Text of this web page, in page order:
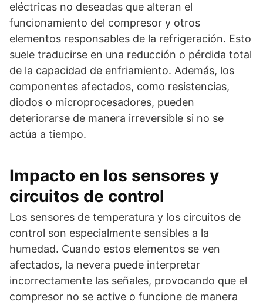
eléctricas no deseadas que alteran el
funcionamiento del compresor y otros
elementos responsables de la refrigeración. Esto
suele traducirse en una reducción o pérdida total
de la capacidad de enfriamiento. Además, los
componentes afectados, como resistencias,
diodos o microprocesadores, pueden
deteriorarse de manera irreversible si no se
actúa a tiempo.
Impacto en los sensores y
circuitos de control
Los sensores de temperatura y los circuitos de
control son especialmente sensibles a la
humedad. Cuando estos elementos se ven
afectados, la nevera puede interpretar
incorrectamente las señales, provocando que el
compresor no se active o funcione de manera